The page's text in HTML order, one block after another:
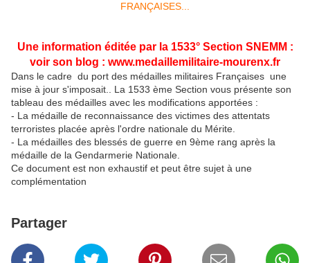
Une information éditée par la 1533° Section SNEMM :
voir son blog : www.medaillemilitaire-mourenx.fr
Dans le cadre du port des médailles militaires Françaises une
mise à jour s'imposait.. La 1533 ème Section vous présente son
tableau des médailles avec les modifications apportées :
- La médaille de reconnaissance des victimes des attentats
terroristes placée après l'ordre nationale du Mérite.
- La médailles des blessés de guerre en 9ème rang après la
médaille de la Gendarmerie Nationale.
Ce document est non exhaustif et peut être sujet à une
complémentation
Partager